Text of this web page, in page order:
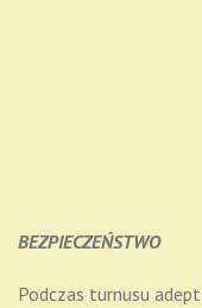
BEZPIECZEŃSTWO
Podczas turnusu